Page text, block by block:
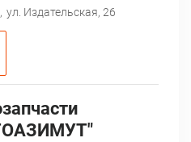
ул. Издательская, 26